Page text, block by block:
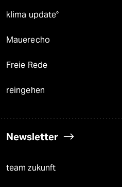
klima update°
Mauerecho
Freie Rede
reingehen
Newsletter
team zukunft